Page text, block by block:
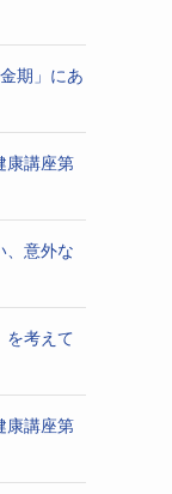
期」にあ
康講座第
、意外な
を考えて
康講座第